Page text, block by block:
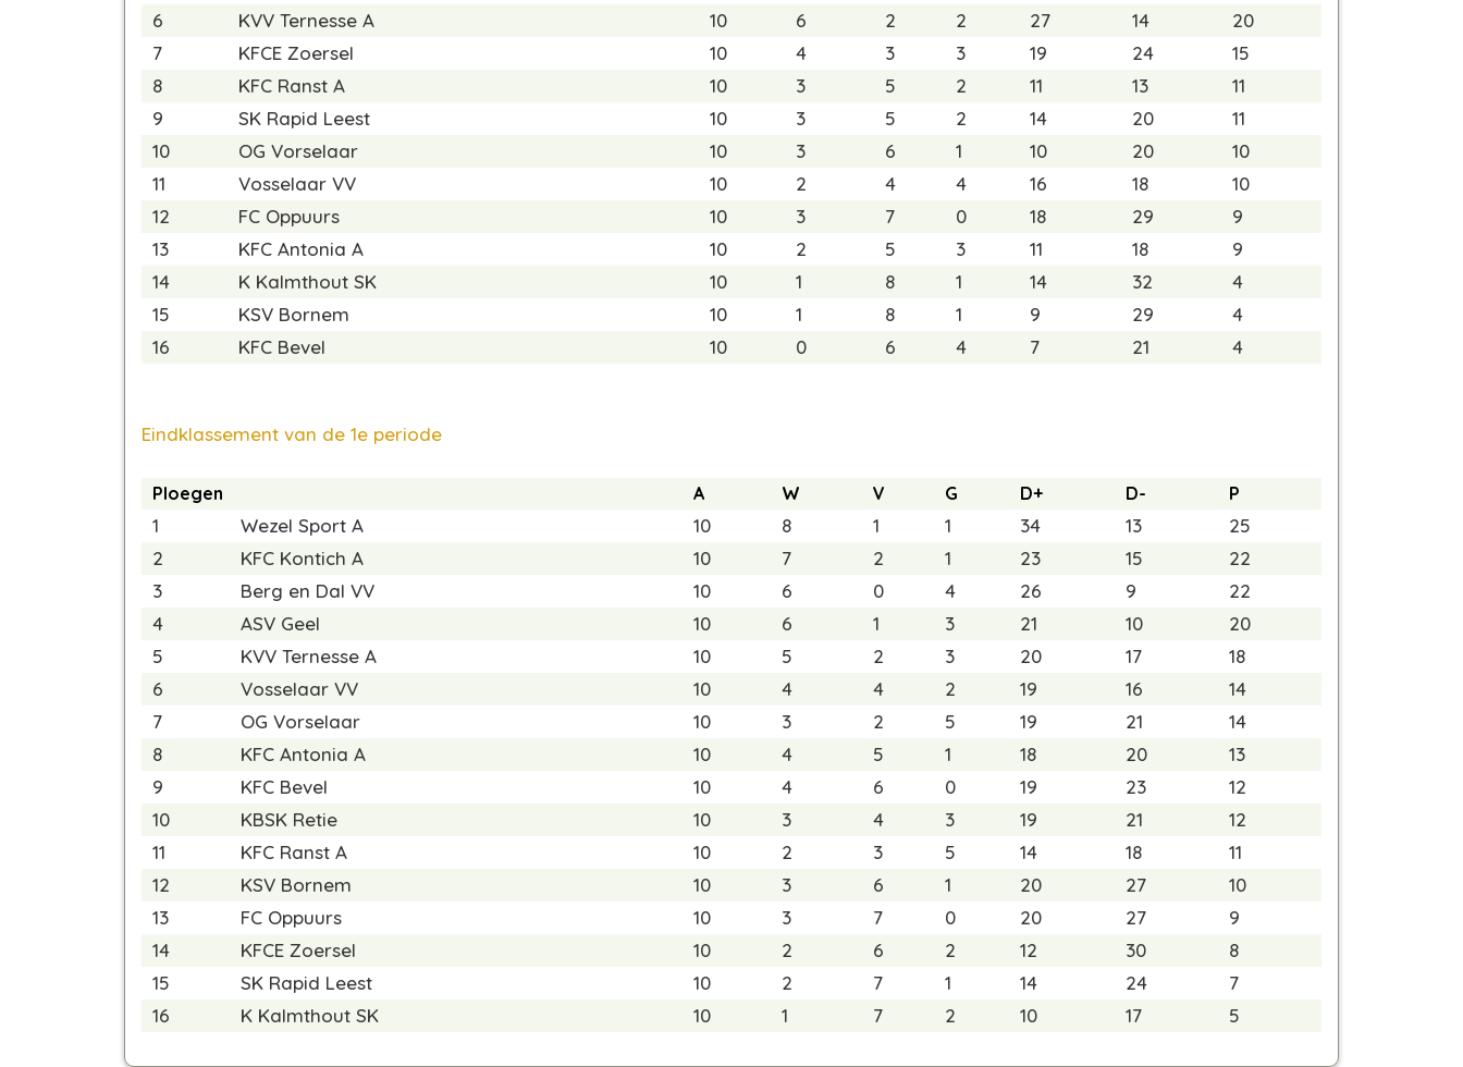
6
KVV Ternesse A 10 6 2 2 27 14
20
7
KFCE Zoersel 10 4 3 3 19 24
15
8
KFC Ranst A 10 3 5 2 11 13
11
9
SK Rapid Leest 10 3 5 2 14 20
11
10
OG Vorselaar 10 3 6 1 10 20
10
11
Vosselaar VV 10 2 4 4 16 18
10
12
FC Oppuurs 10 3 7 0 18 29
9
13
KFC Antonia A 10 2 5 3 11 18
9
14
K Kalmthout SK 10 1 8 1 14 32
4
15
KSV Bornem 10 1 8 1 9 29
4
16
KFC Bevel 10 0 6 4 7 21 4
Eindklassement van de 1e periode
Ploegen A W V G D+ D- P
1 Wezel Sport A 10 8 1 1 34 13
25
2
KFC Kontich A 10 7 2 1 23 15
22
3
Berg en Dal VV 10 6 0 4 26 9
22
4
ASV Geel 10 6 1 3 21 10
20
5
KVV Ternesse A 10 5 2 3 20 17
18
6
Vosselaar VV 10 4 4 2 19 16
14
7
OG Vorselaar 10 3 2 5 19 21
14
8
KFC Antonia A 10 4 5 1 18 20
13
9
KFC Bevel 10 4 6 0 19 23
12
10
KBSK Retie 10 3 4 3 19 21
12
11
KFC Ranst A 10 2 3 5 14 18
11
12
KSV Bornem 10 3 6 1 20 27
10
13
FC Oppuurs 10 3 7 0 20 27
9
14
KFCE Zoersel 10 2 6 2 12 30
8
15
SK Rapid Leest 10 2 7 1 14 24
7
16
K Kalmthout SK 10 1 7 2 10 17 5